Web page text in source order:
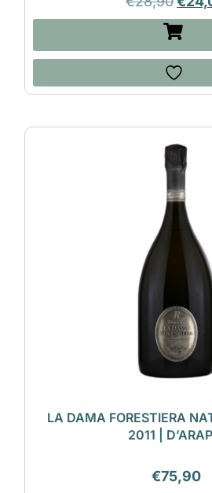
LA DAMA FORESTIERA
2011 |
€75,90